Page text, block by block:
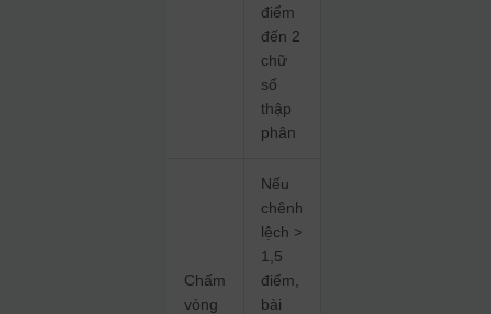
điểm
đến 2
chữ
số
thập
phân
Chấm
vòng
Nếu
chênh
lệch >
1,5
điểm,
bài